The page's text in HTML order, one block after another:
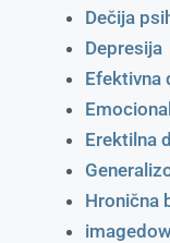
Dečija
Depresija
Efektivna
Erektilna
Hronična